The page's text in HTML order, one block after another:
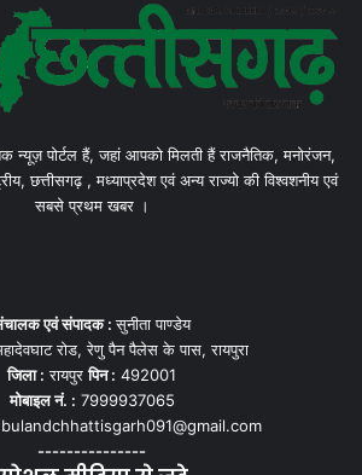
न्यूज़ पोर्टल हैं, जहां आपको मिलती हैं राजनैतिक, मनोरंजन,
छत्तीसगढ़ , मध्याप्रदेश एवं अन्य राज्यो की विश्वशनीय एवं
सबसे प्रथम खबर ।
एवं संपादक :सुनीता पाण्डेय
रोड, रेणु पैन पैलेस के पास, रायपुरा
जिला : रायपुरपिन : 492001
मोबाइल नं. : 7999937065
bulandchhattisgarh091@gmail.com
---------------